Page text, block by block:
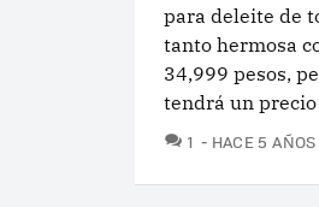
para deleite de
tanto hermosa
34,999 pesos,
tendrá un
1 COMENTARIOS
HACE 5 AÑOS